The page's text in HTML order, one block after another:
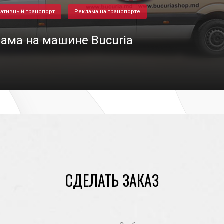
транспорт Реклама на транспорте
на машине Bucuria
СДЕЛАТЬ ЗАКАЗ